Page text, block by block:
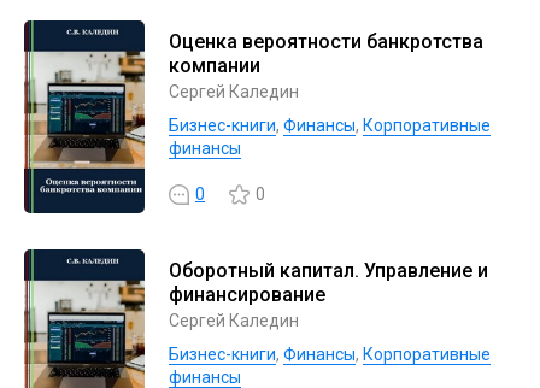
Оценка вероятности банкротства
компании
Сергей Каледин
Бизнес-книги, Финансы, Корпоративные
финансы
0 0
Оборотный капитал. Управление и
финансирование
Сергей Каледин
Бизнес-книги, Финансы, Корпоративные
финансы